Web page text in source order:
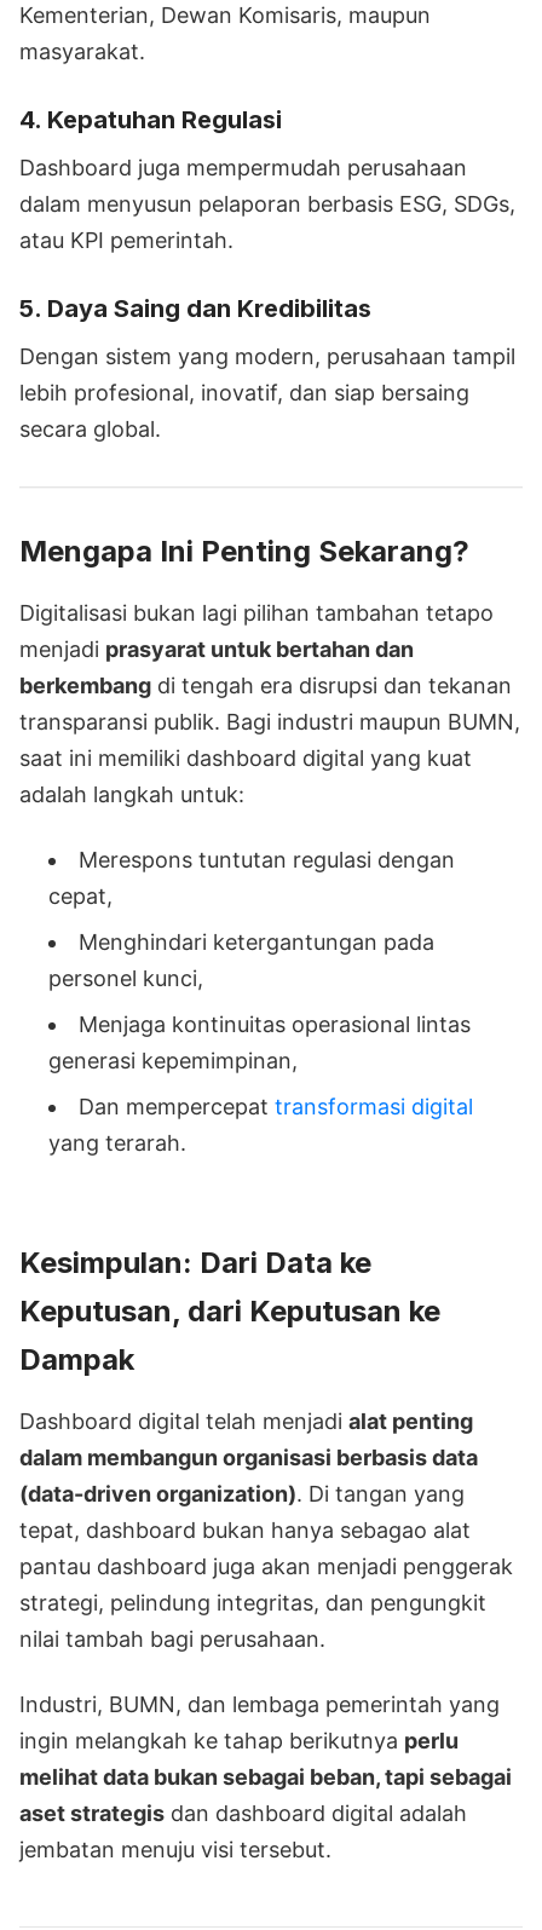
Kementerian, Dewan Komisaris, maupun
masyarakat.
4. Kepatuhan Regulasi
Dashboard juga mempermudah perusahaan
dalam menyusun pelaporan berbasis ESG, SDGs,
atau KPI pemerintah.
5. Daya Saing dan Kredibilitas
Dengan sistem yang modern, perusahaan tampil
lebih profesional, inovatif, dan siap bersaing
secara global.
Mengapa Ini Penting Sekarang?
Digitalisasi bukan lagi pilihan tambahan tetapo
menjadi prasyarat untuk bertahan dan
berkembang di tengah era disrupsi dan tekanan
transparansi publik. Bagi industri maupun BUMN,
saat ini memiliki dashboard digital yang kuat
adalah langkah untuk:
Merespons tuntutan regulasi dengan
cepat,
Menghindari ketergantungan pada
personel kunci,
Menjaga kontinuitas operasional lintas
generasi kepemimpinan,
Dan mempercepat transformasi digital
yang terarah.
Kesimpulan: Dari Data ke
Keputusan, dari Keputusan ke
Dampak
Dashboard digital telah menjadi alat penting
dalam membangun organisasi berbasis data
(data-driven organization). Di tangan yang
tepat, dashboard bukan hanya sebagao alat
pantau dashboard juga akan menjadi penggerak
strategi, pelindung integritas, dan pengungkit
nilai tambah bagi perusahaan.
Industri, BUMN, dan lembaga pemerintah yang
ingin melangkah ke tahap berikutnya perlu
melihat data bukan sebagai beban, tapi sebagai
aset strategis dan dashboard digital adalah
jembatan menuju visi tersebut.